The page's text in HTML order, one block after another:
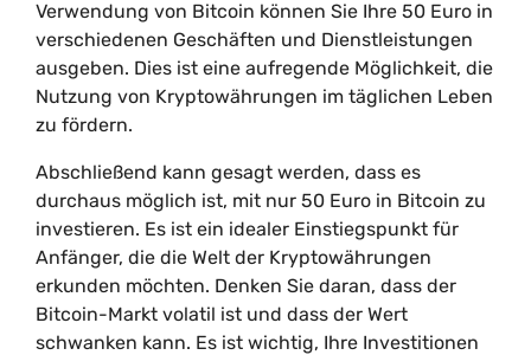
Verwendung von Bitcoin können Sie Ihre 50 Euro in
verschiedenen Geschäften und Dienstleistungen
ausgeben. Dies ist eine aufregende Möglichkeit, die
Nutzung von Kryptowährungen im täglichen Leben
zu fördern.
Abschließend kann gesagt werden, dass es
durchaus möglich ist, mit nur 50 Euro in Bitcoin zu
investieren. Es ist ein idealer Einstiegspunkt für
Anfänger, die die Welt der Kryptowährungen
erkunden möchten. Denken Sie daran, dass der
Bitcoin-Markt volatil ist und dass der Wert
schwanken kann. Es ist wichtig, Ihre Investitionen